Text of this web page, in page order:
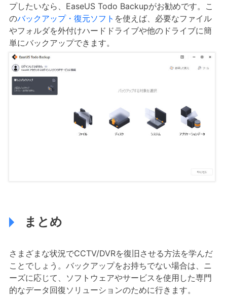
プしたいなら、EaseUS Todo Backupがお勧めです。こ
のバックアップ・復元ソフト を使えば、必要なファイル
やフォルダを外付けハードドライブや他のドライブに簡
単にバックアップできます。
まとめ
さまざまな状況でCCTV/DVRを復旧させる方法を学んだ
ことでしょう。バックアップをお持ちでない場合は、ニ
ーズに応じて、ソフトウェアやサービスを使用した専門
的なデータ回復ソリューションのために行きます。